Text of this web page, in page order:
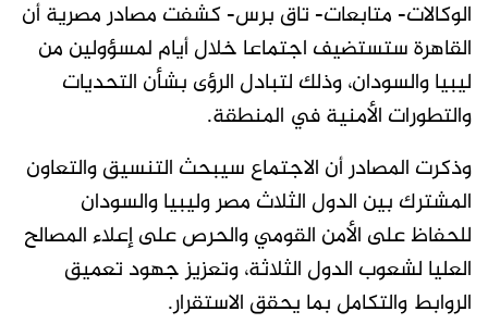
الوكالات- متابعات- تاق برس- كشفت مصادر مصرية أن
القاهرة ستستضيف اجتماعا خلال أيام لمسؤولين من
ليبيا والسودان، وذلك لتبادل الرؤى بشأن التحديات
والتطورات الأمنية في المنطقة.
وذكرت المصادر أن الاجتماع سيبحث التنسيق والتعاون
المشترك بين الدول الثلاث مصر وليبيا والسودان
للحفاظ على الأمن القومي والحرص على إعلاء المصالح
العليا لشعوب الدول الثلاثة، وتعزيز جهود تعميق
الروابط والتكامل بما يحقق الاستقرار.